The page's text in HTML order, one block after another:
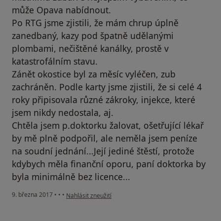
může Opava nabídnout.
Po RTG jsme zjistili, že mám chrup úplně
zanedbaný, kazy pod špatně udělanými
plombami, nečištěné kanálky, prostě v
katastrofálním stavu.
Zánět okostice byl za měsíc vyléčen, zub
zachráněn. Podle karty jsme zjistili, že si celé 4
roky připisovala různé zákroky, injekce, které
jsem nikdy nedostala, aj.
Chtěla jsem p.doktorku žalovat, ošetřující lékař
by mě plně podpořil, ale neměla jsem peníze
na soudní jednání...Její jediné štěstí, protože
kdybych měla finanční oporu, paní doktorka by
byla minimálně bez licence...
9. března 2017 • • • podle názoru uživatele Váš účet byl odstraněn
Nahlásit zneužití